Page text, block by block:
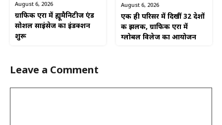
August 6, 2026
ग्राफिक एरा में ह्यूमैनिटीज एंड
सोशल साइंसेज का इंडक्शन
शुरू
August 6, 2026
एक ही परिसर में दिखीं 32 देशों
की झलक, ग्राफिक एरा में
ग्लोबल विलेज का आयोजन
Leave a Comment